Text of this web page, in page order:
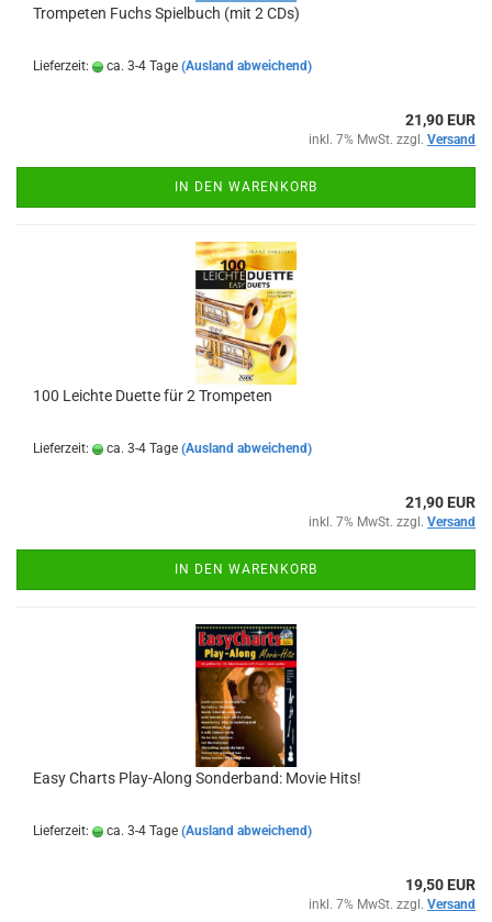
Trompeten Fuchs Spielbuch (mit 2 CDs)
Lieferzeit: ca. 3-4 Tage (Ausland abweichend)
21,90 EUR
inkl. 7% MwSt. zzgl. Versand
IN DEN WARENKORB
100 Leichte Duette für 2 Trompeten
Lieferzeit: ca. 3-4 Tage (Ausland abweichend)
21,90 EUR
inkl. 7% MwSt. zzgl. Versand
IN DEN WARENKORB
Easy Charts Play-Along Sonderband: Movie Hits!
Lieferzeit: ca. 3-4 Tage (Ausland abweichend)
19,50 EUR
inkl. 7% MwSt. zzgl. Versand